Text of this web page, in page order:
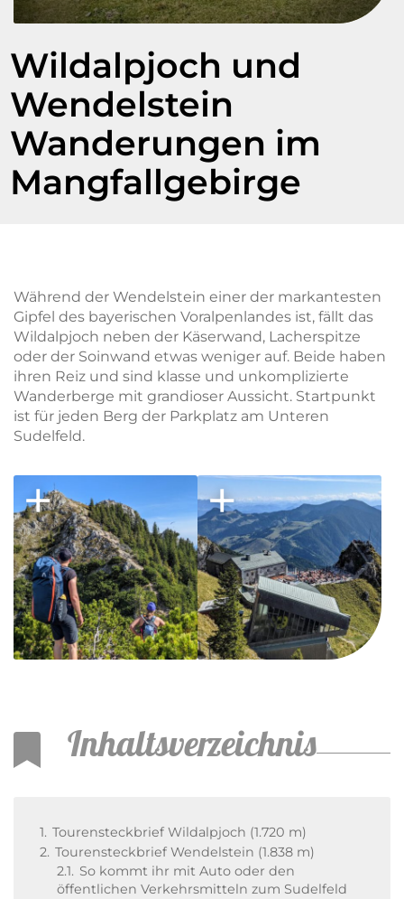
Wildalpjoch und
Wendelstein
Wanderungen im
Mangfallgebirge
Während der Wendelstein einer der markantesten
Gipfel des bayerischen Voralpenlandes ist, fällt das
Wildalpjoch neben der Käserwand, Lacherspitze
oder der Soinwand etwas weniger auf. Beide haben
ihren Reiz und sind klasse und unkomplizierte
Wanderberge mit grandioser Aussicht. Startpunkt
ist für jeden Berg der Parkplatz am Unteren
Sudelfeld.
Inhaltsverzeichnis
1. Tourensteckbrief Wildalpjoch (1.720 m)
2. Tourensteckbrief Wendelstein (1.838 m)
2.1. So kommt ihr mit Auto oder den
öffentlichen Verkehrsmitteln zum Sudelfeld